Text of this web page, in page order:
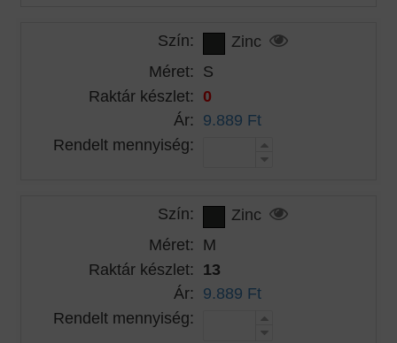
Szín:
Zinc
Méret: S
Raktár készlet: 0
Ár: 9.889 Ft
Rendelt mennyiség:
Szín:
Zinc
Méret: M
Raktár készlet: 13
Ár: 9.889 Ft
Rendelt mennyiség: